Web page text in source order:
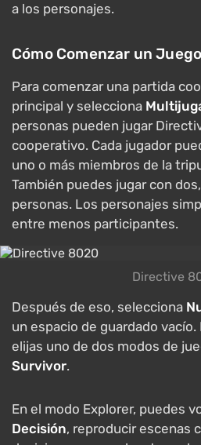
a los personajes.
Cómo Comenzar un
Para comenzar una partida
principal y selecciona
personas pueden jugar
cooperativo. Cada jugador
uno o más miembros de la
También puedes jugar con
personas. Los personajes
entre menos participantes.
Directive
Después de eso, selecciona
un espacio de guardado
elijas uno de dos modos de
Survivor.
En el modo Explorer, puedes
Decisión, reproducir escenas